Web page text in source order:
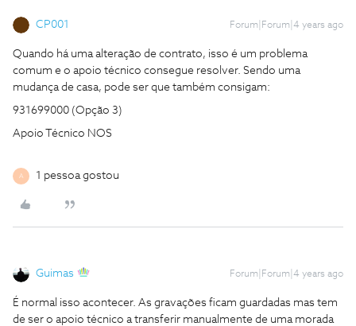
CP001 Forum|Forum|4 years ago
Quando há uma alteração de contrato, isso é um problema
comum e o apoio técnico consegue resolver. Sendo uma
mudança de casa, pode ser que também consigam:
931699000 (Opção 3)
Apoio Técnico NOS
A 1 pessoa gostou
Guimas Forum|Forum|4 years ago
É normal isso acontecer. As gravações ficam guardadas mas tem
de ser o apoio técnico a transferir manualmente de uma morada